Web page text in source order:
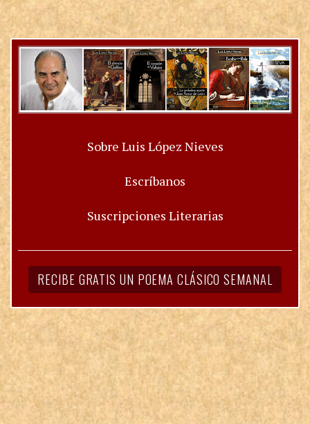
Sobre Luis López Nieves
Escríbanos
Suscripciones Literarias
RECIBE GRATIS UN POEMA CLÁSICO SEMANAL